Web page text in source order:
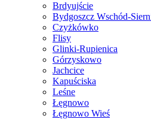
Brdyujście
Bydgoszcz Wschód-
Czyżkówko
Flisy
Glinki-Rupienica
Górzyskowo
Jachcice
Kapuściska
Leśne
Łęgnowo
Łęgnowo Wieś